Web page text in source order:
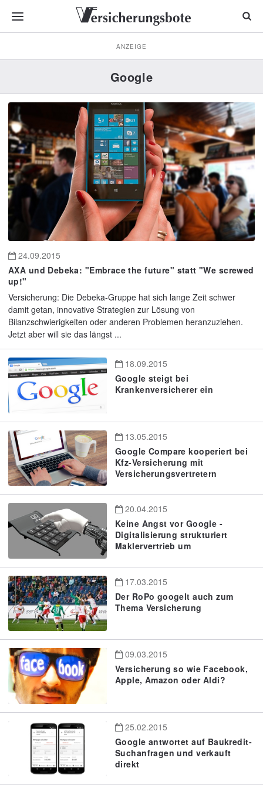
ANZEIGE
Google
24.09.2015
AXA und Debeka: "Embrace the future" statt "We screwed
up!"
Versicherung: Die Debeka-Gruppe hat sich lange Zeit schwer
damit getan, innovative Strategien zur Lösung von
Bilanzschwierigkeiten oder anderen Problemen heranzuziehen.
Jetzt aber will sie das längst ...
18.09.2015
Google steigt bei
Krankenversicherer ein
13.05.2015
Google Compare kooperiert bei
Kfz-Versicherung mit
Versicherungsvertretern
20.04.2015
Keine Angst vor Google -
Digitalisierung strukturiert
Maklervertrieb um
17.03.2015
Der RoPo googelt auch zum
Thema Versicherung
09.03.2015
Versicherung so wie Facebook,
Apple, Amazon oder Aldi?
25.02.2015
Google antwortet auf Baukredit-
Suchanfragen und verkauft
direkt